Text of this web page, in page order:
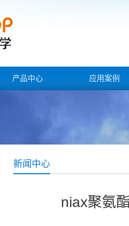
产品中心 应用案例
新闻中心
niax聚氨